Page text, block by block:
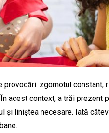
zgomotul constant,
acest context, a trăi prezent
și liniștea necesare. Iată